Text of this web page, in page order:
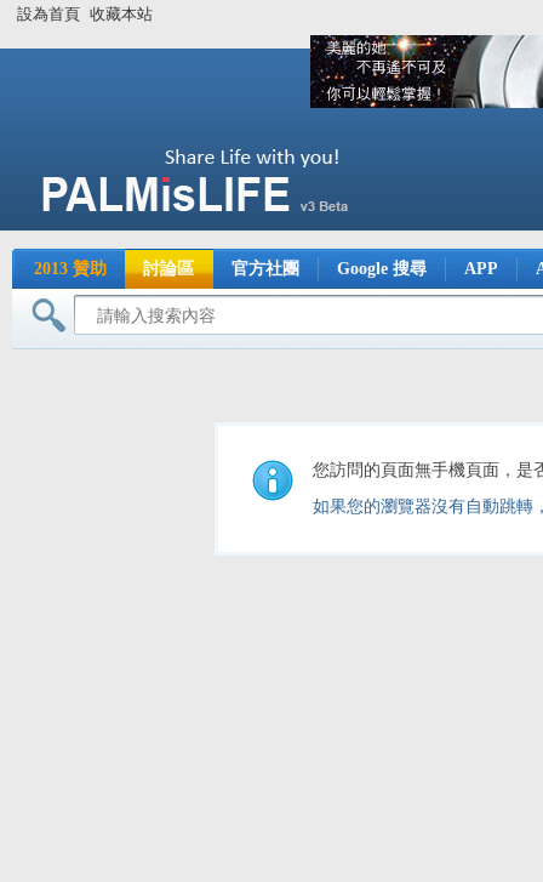
設為首頁 收藏本站
2013 贊助 討論區 官方社團 Google 搜尋 APP
您訪問的頁面無手機頁面，是
如果您的瀏覽器沒有自動跳轉